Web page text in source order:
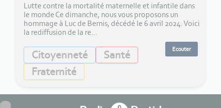
Lutte contre la mortalité maternelle et infantile dans
le monde Ce dimanche, nous vous proposons un
hommage à Luc de Bernis, décédé le 6 avril 2024. Voici
la rediffusion de la re...
Citoyenneté
Santé
Fraternité
Ecouter